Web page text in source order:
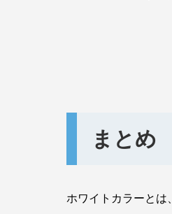
まとめ
ホワイトカラーとは